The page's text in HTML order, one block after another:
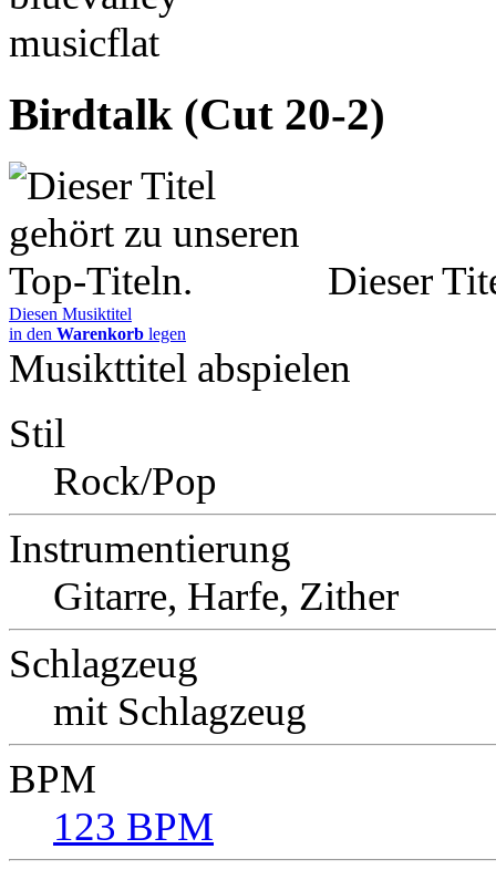
Birdtalk (Cut 20-2)
Dieser
Diesen Musiktitel
in den Warenkorb legen
Musikttitel abspielen
Stil
Rock/Pop
Instrumentierung
Gitarre, Harfe, Zither
Schlagzeug
mit Schlagzeug
BPM
123 BPM